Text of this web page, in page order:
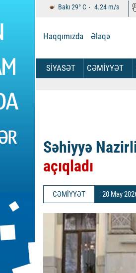
Bakı29°C 4.24m/s
Haqqımızda Əlaqə
SİYASƏT CƏMİYYƏT
Səhiyyə
açıqladı
CƏMİYYƏT 20 May